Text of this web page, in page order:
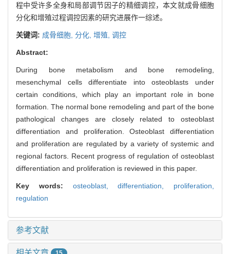
程中受许多全身和局部调节因子的精细调控，本文就成骨细胞
分化和增殖过程调控因素的研究进展作一综述。
关键词: 成骨细胞, 分化, 增殖, 调控
Abstract:
During bone metabolism and bone remodeling,
mesenchymal cells differentiate into osteoblasts under
certain conditions, which play an important role in bone
formation. The normal bone remodeling and part of the bone
pathological changes are closely related to osteoblast
differentiation and proliferation. Osteoblast differentiation
and proliferation are regulated by a variety of systemic and
regional factors. Recent progress of regulation of osteoblast
differentiation and proliferation is reviewed in this paper.
Key words: osteoblast,differentiation, proliferation,
regulation
参考文献